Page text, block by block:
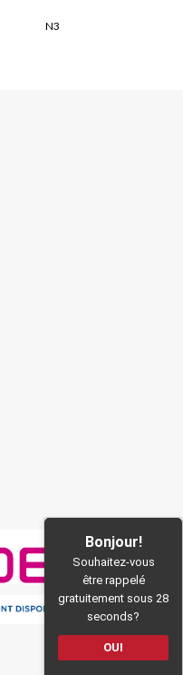
N3
Bonjour!
Souhaitez-vous
être rappelé
gratuitement sous 28
seconds?
OUI